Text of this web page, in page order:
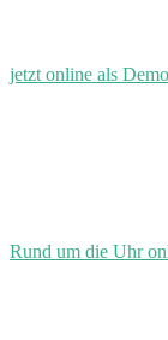
jetzt online als
Rund um die Uhr